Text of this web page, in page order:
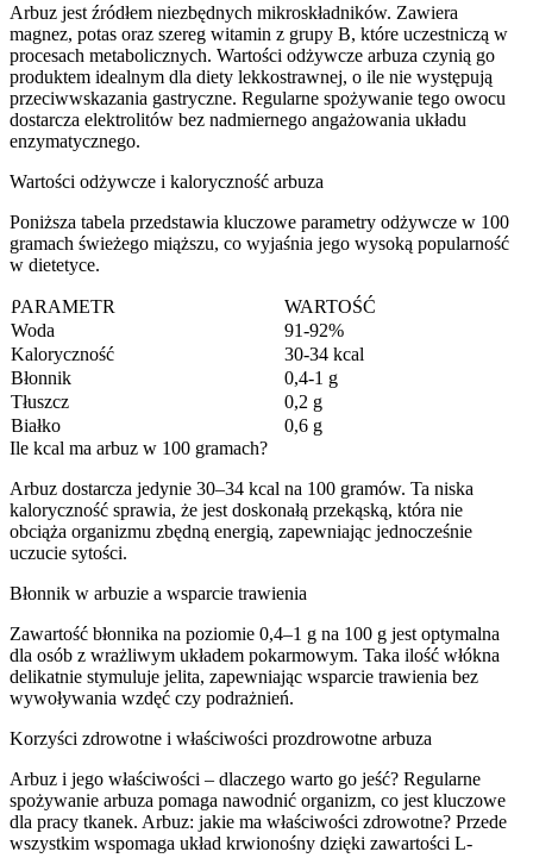
Arbuz jest źródłem niezbędnych mikroskładników. Zawiera
magnez, potas oraz szereg witamin z grupy B, które uczestniczą w
procesach metabolicznych. Wartości odżywcze arbuza czynią go
produktem idealnym dla diety lekkostrawnej, o ile nie występują
przeciwwskazania gastryczne. Regularne spożywanie tego owocu
dostarcza elektrolitów bez nadmiernego angażowania układu
enzymatycznego.
Wartości odżywcze i kaloryczność arbuza
Poniższa tabela przedstawia kluczowe parametry odżywcze w 100
gramach świeżego miąższu, co wyjaśnia jego wysoką popularność
w dietetyce.
PARAMETR
WARTOŚĆ
Woda
91-92%
Kaloryczność
30-34 kcal
Błonnik
0,4-1 g
Tłuszcz
0,2 g
Białko
0,6 g
Ile kcal ma arbuz w 100 gramach?
Arbuz dostarcza jedynie 30–34 kcal na 100 gramów. Ta niska
kaloryczność sprawia, że jest doskonałą przekąską, która nie
obciąża organizmu zbędną energią, zapewniając jednocześnie
uczucie sytości.
Błonnik w arbuzie a wsparcie trawienia
Zawartość błonnika na poziomie 0,4–1 g na 100 g jest optymalna
dla osób z wrażliwym układem pokarmowym. Taka ilość włókna
delikatnie stymuluje jelita, zapewniając wsparcie trawienia bez
wywoływania wzdęć czy podrażnień.
Korzyści zdrowotne i właściwości prozdrowotne arbuza
Arbuz i jego właściwości – dlaczego warto go jeść? Regularne
spożywanie arbuza pomaga nawodnić organizm, co jest kluczowe
dla pracy tkanek. Arbuz: jakie ma właściwości zdrowotne? Przede
wszystkim wspomaga układ krwionośny dzięki zawartości L-